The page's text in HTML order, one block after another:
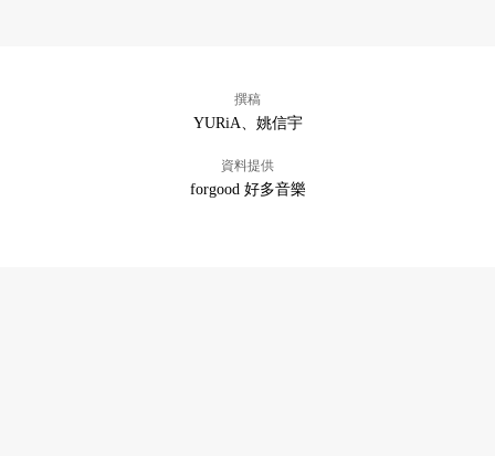
撰稿
YURiA、姚信宇
資料提供
forgood 好多音樂